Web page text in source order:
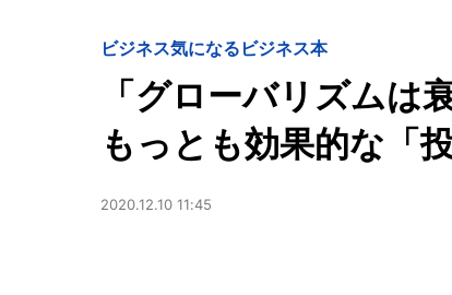
ビジネス気になるビジネス本
「グローバリズムは
もっとも効果的な「
2020.12.10 11:45